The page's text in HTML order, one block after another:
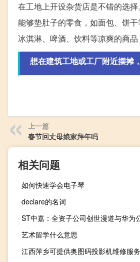
在工地上开设杂货店是不错的选
能够垫肚子的零食，如面包、饼
冰淇淋、啤酒、饮料等凉爽的商
想在建筑工地或工厂附近摆摊
上一篇
春节回丈母娘家拜年吗
相关问题
如何快速学会电子琴
declare的名词
艺术留学什么意思
江西萍乡可提供奥图码投影机维修服